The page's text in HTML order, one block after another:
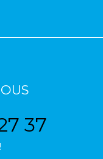
37